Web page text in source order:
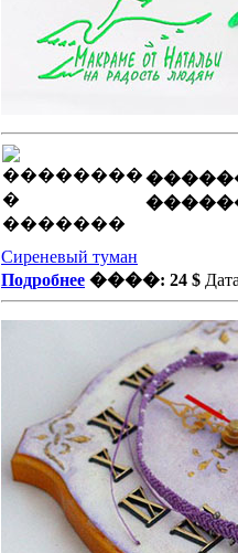
Сиреневый туман
Подробнее ����: 24 $